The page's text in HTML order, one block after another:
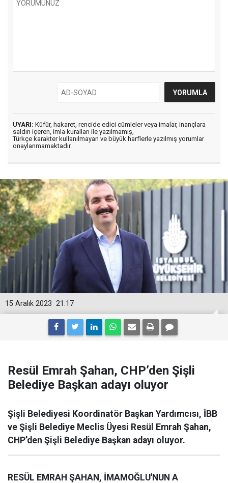
UYARI: Küfür, hakaret, rencide edici cümleler veya imalar, inançlara
saldırı içeren, imla kuralları ile yazılmamış,
Türkçe karakter kullanılmayan ve büyük harflerle yazılmış yorumlar
onaylanmamaktadır.
21:17
15 Aralık 2023
Resül Emrah Şahan, CHP’den Şişli
Belediye Başkan adayı oluyor
Şişli Belediyesi Koordinatör Başkan Yardımcısı, İBB
ve Şişli Belediye Meclis Üyesi Resül Emrah Şahan,
CHP’den Şişli Belediye Başkan adayı oluyor.
RESÜL EMRAH ŞAHAN, İMAMOĞLU'NUN A